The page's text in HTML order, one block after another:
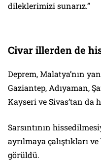
dileklerimizi sunarız.”
Civar illerden de
Deprem, Malatya’nın
Gaziantep, Adıyaman,
Kayseri ve Sivas’tan da
Sarsıntının
ayrılmaya çalıştıkları
görüldü.